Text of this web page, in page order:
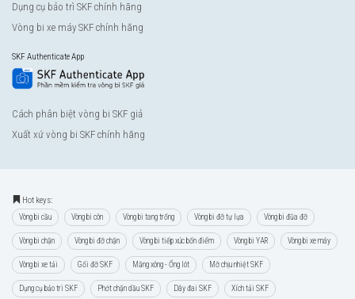
Dụng cụ bảo trì SKF chính hãng
Vòng bi xe máy SKF chính hãng
SKF Authenticate App
Cách phân biệt vòng bi SKF giả
Xuất xứ vòng bi SKF chính hãng
Hot keys:
Vòng bi cầu Vòng bi côn Vòng bi tang trống Vòng bi đỡ tự lựa Vòng bi đũa đỡ
Vòng bi chặn Vòng bi đỡ chặn Vòng bi tiếp xúc bốn điểm Vòng bi YAR Vòng bi xe máy
Vòng bi xe tải Gối đỡ SKF Măng xông - Ống lót Mỡ chịu nhiệt SKF
Dụng cụ bảo trì SKF Phớt chặn dầu SKF Dây đai SKF Xích tải SKF